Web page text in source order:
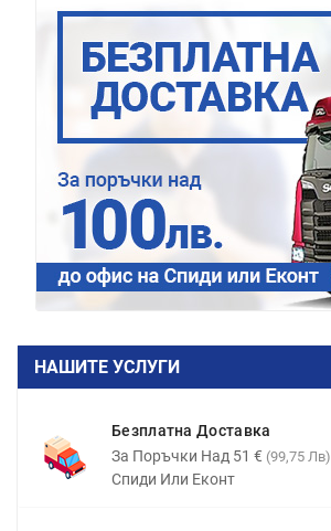
НАШИТЕ УСЛУГИ
Безплатна Доставка
За Поръчки Над 51 € (99,75 Лв)
Спиди Или Еконт